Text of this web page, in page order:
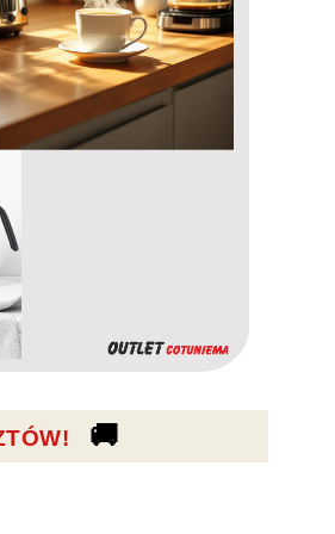
🚚